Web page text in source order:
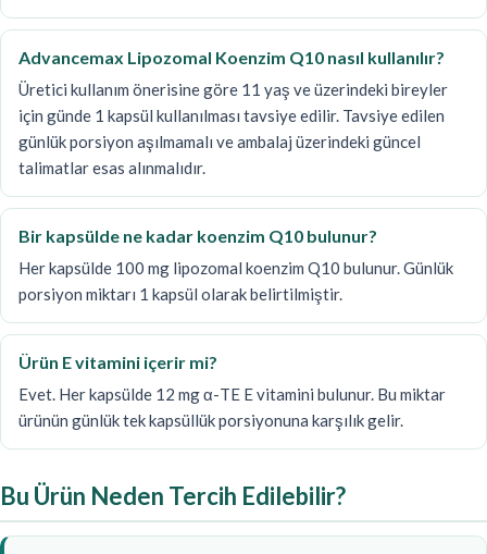
Advancemax Lipozomal Koenzim Q10 nasıl kullanılır?
Üretici kullanım önerisine göre 11 yaş ve üzerindeki bireyler
için günde 1 kapsül kullanılması tavsiye edilir. Tavsiye edilen
günlük porsiyon aşılmamalı ve ambalaj üzerindeki güncel
talimatlar esas alınmalıdır.
Bir kapsülde ne kadar koenzim Q10 bulunur?
Her kapsülde 100 mg lipozomal koenzim Q10 bulunur. Günlük
porsiyon miktarı 1 kapsül olarak belirtilmiştir.
Ürün E vitamini içerir mi?
Evet. Her kapsülde 12 mg α-TE E vitamini bulunur. Bu miktar
ürünün günlük tek kapsüllük porsiyonuna karşılık gelir.
Bu Ürün Neden Tercih Edilebilir?